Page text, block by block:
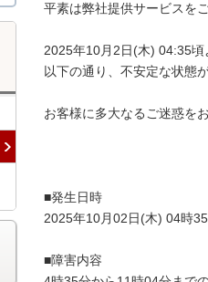
平素は弊社提供サービスを
2025年10月2日(木) 04:35
以下の通り、不安定な状態
お客様に多大なるご迷惑を
■発生日時
2025年10月02日(木) 04時
■障害内容